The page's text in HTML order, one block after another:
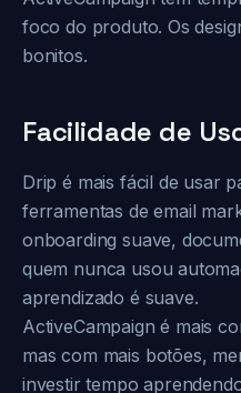
foco do produto. Os
bonitos.
Facilidade de
Drip é mais fácil de usar
ferramentas de email
onboarding suave,
quem nunca usou
aprendizado é suave.
ActiveCampaign é mais
mas com mais botões,
investir tempo